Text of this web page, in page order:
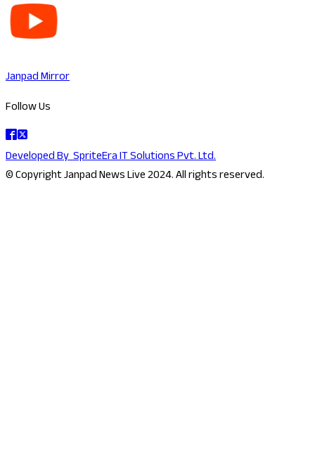
Janpad Mirror
Follow Us
Developed BySpriteEra IT Solutions Pvt. Ltd.
© Copyright Janpad News Live 2024. All rights reserved.